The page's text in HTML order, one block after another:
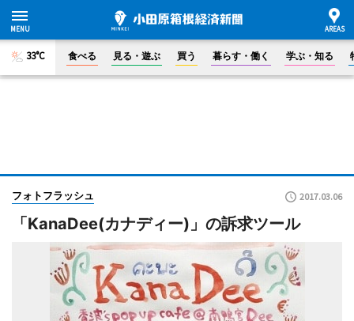
33°C 食べる 見る・遊ぶ 買う 暮らす・働く 学ぶ・知る
フォトフラッシュ 2017.03.06
「KanaDee(カナディー)」の訴求ツール